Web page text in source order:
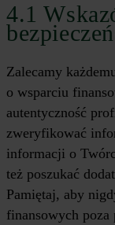
4.1
Zalecamy
o wsparciu
autentyczność
zweryfikować
informacji o
też poszukać
Pamiętaj, aby
finansowych